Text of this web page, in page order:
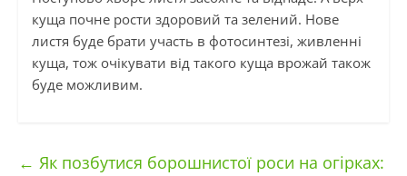
куща почне рости здоровий та зелений. Нове
листя буде брати участь в фотосинтезі, живленні
куща, тож очікувати від такого куща врожай також
буде можливим.
← Як позбутися борошнистої роси на огірках: